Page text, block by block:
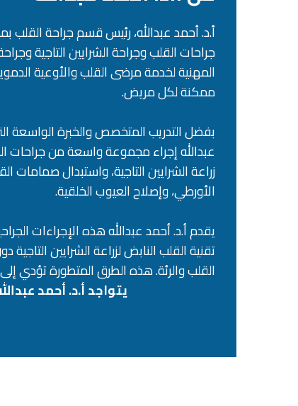
أ.د. أحمد عبدالله، رئيس قسم جراحة
جراحات القلب وجراحة الشرايين التاجية
المهنية لخدمة مرضى القلب والأوعية
ممكنة لكل مريض.
بفضل التدريب المتخصص والخبرة الواسعة
عبدالله إجراء مجموعة واسعة من جراحات
زراعة الشرايين التاجية، واستبدال صمامات
الأورطي، وإصلاح العيوب الخلقية.
يقدم أ.د. أحمد عبدالله هذه الإجراءات
تقنية القلب النابض لزراعة الشرايين
القلب والرئة. هذه الطرق المتطورة تؤدي
يتواجد أ.د. أحمد